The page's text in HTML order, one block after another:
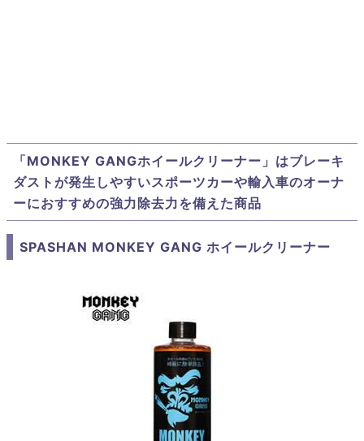
「MONKEY GANGホイールクリーナー」はブレーキ
ダストが発生しやすいスポーツカーや輸入車のオーナ
ーにおすすめの強力除去力を備えた商品
SPASHAN MONKEY GANG ホイールクリーナー